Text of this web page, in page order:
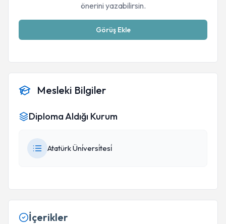
önerini yazabilirsin.
Görüş Ekle
Mesleki Bilgiler
Diploma Aldığı Kurum
Atatürk Üni̇versi̇tesi̇
İçerikler